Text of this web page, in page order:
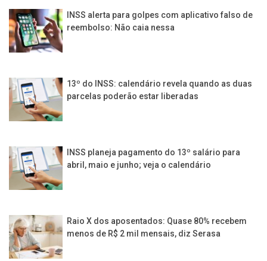
INSS alerta para golpes com aplicativo falso de
reembolso: Não caia nessa
13º do INSS: calendário revela quando as duas
parcelas poderão estar liberadas
INSS planeja pagamento do 13º salário para
abril, maio e junho; veja o calendário
Raio X dos aposentados: Quase 80% recebem
menos de R$ 2 mil mensais, diz Serasa